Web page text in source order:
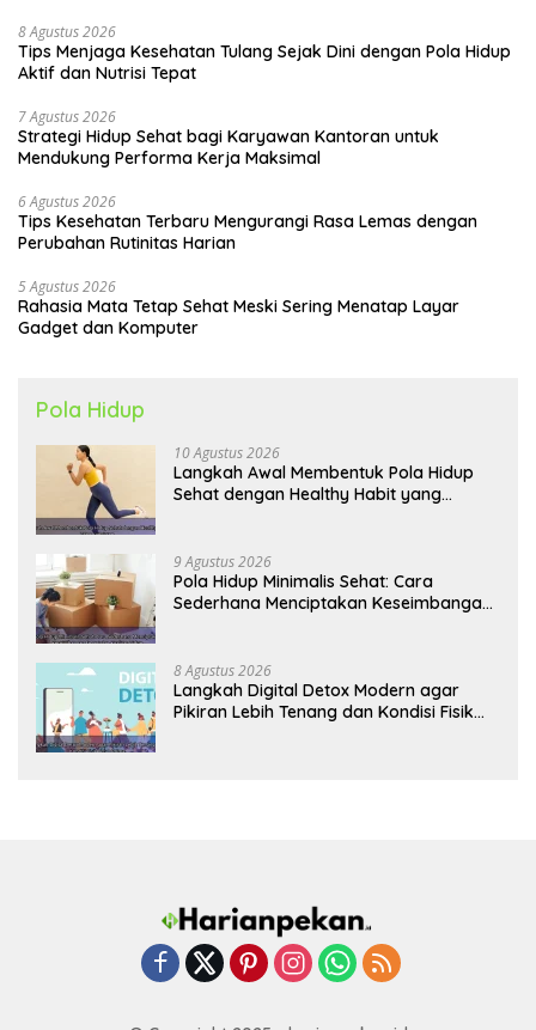
8 Agustus 2026
Tips Menjaga Kesehatan Tulang Sejak Dini dengan Pola Hidup
Aktif dan Nutrisi Tepat
7 Agustus 2026
Strategi Hidup Sehat bagi Karyawan Kantoran untuk
Mendukung Performa Kerja Maksimal
6 Agustus 2026
Tips Kesehatan Terbaru Mengurangi Rasa Lemas dengan
Perubahan Rutinitas Harian
5 Agustus 2026
Rahasia Mata Tetap Sehat Meski Sering Menatap Layar
Gadget dan Komputer
Pola Hidup
10 Agustus 2026
Langkah Awal Membentuk Pola Hidup
Sehat dengan Healthy Habit yang
9 Agustus 2026
Pola Hidup Minimalis Sehat: Cara
Sederhana Menciptakan Keseimbangan
8 Agustus 2026
Langkah Digital Detox Modern agar
Pikiran Lebih Tenang dan Kondisi Fisik